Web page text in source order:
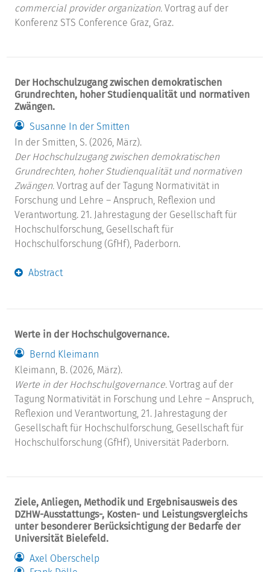
commercial provider organization. Vortrag auf der
Konferenz STS Conference Graz, Graz.
Der Hochschulzugang zwischen demokratischen
Grundrechten, hoher Studienqualität und normativen
Zwängen.
Susanne In der Smitten
In der Smitten, S. (2026, März).
Der Hochschulzugang zwischen demokratischen
Grundrechten, hoher Studienqualität und normativen
Zwängen. Vortrag auf der Tagung Normativität in
Forschung und Lehre – Anspruch, Reflexion und
Verantwortung. 21. Jahrestagung der Gesellschaft für
Hochschulforschung, Gesellschaft für
Hochschulforschung (GfHf), Paderborn.
Abstract
Werte in der Hochschulgovernance.
Bernd Kleimann
Kleimann, B. (2026, März).
Werte in der Hochschulgovernance. Vortrag auf der
Tagung Normativität in Forschung und Lehre – Anspruch,
Reflexion und Verantwortung, 21. Jahrestagung der
Gesellschaft für Hochschulforschung, Gesellschaft für
Hochschulforschung (GfHf), Universität Paderborn.
Ziele, Anliegen, Methodik und Ergebnisausweis des
DZHW-Ausstattungs-, Kosten- und Leistungsvergleichs
unter besonderer Berücksichtigung der Bedarfe der
Universität Bielefeld.
Axel Oberschelp